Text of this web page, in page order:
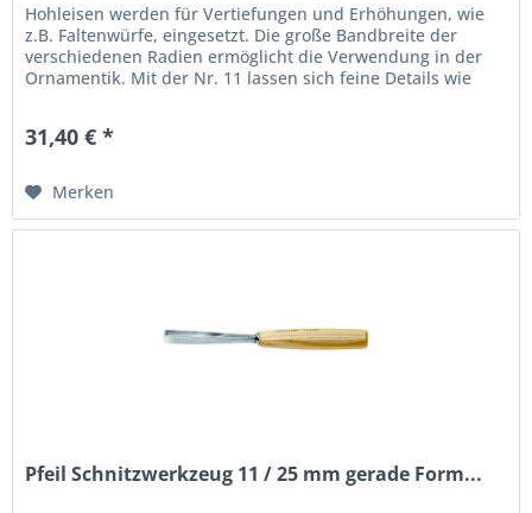
Hohleisen werden für Vertiefungen und Erhöhungen, wie
z.B. Faltenwürfe, eingesetzt. Die große Bandbreite der
verschiedenen Radien ermöglicht die Verwendung in der
Ornamentik. Mit der Nr. 11 lassen sich feine Details wie
31,40 € *
Merken
Pfeil Schnitzwerkzeug 11 / 25 mm gerade Form...